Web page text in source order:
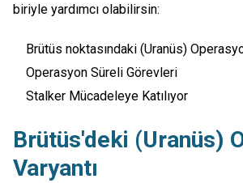
biriyle yardımcı olabilirsin:
Brütüs noktasındaki (Uranüs)
Operasyon Süreli Görevleri
Stalker Mücadeleye Katılıyor
Brütüs'deki (Uranüs)
Varyantı